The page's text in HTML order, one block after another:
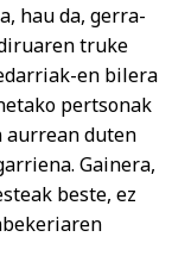
hau da, gerra-
truke
en bilera
pertsonak
aurrean duten
Gainera,
beste, ez